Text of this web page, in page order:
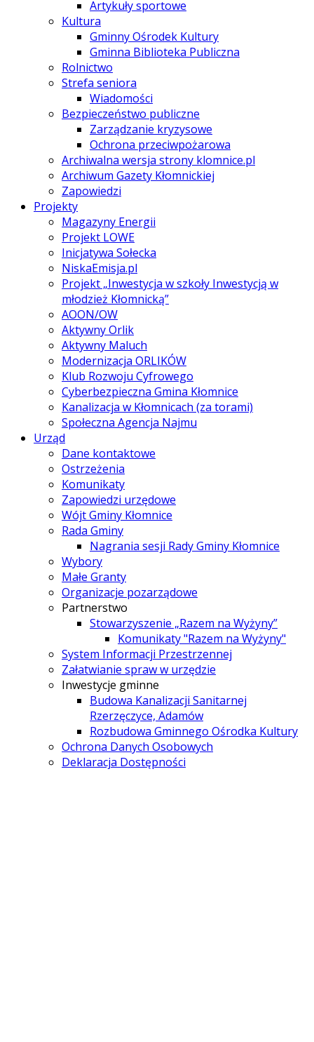
Artykuły sportowe
Kultura
Gminny Ośrodek Kultury
Gminna Biblioteka Publiczna
Rolnictwo
Strefa seniora
Wiadomości
Bezpieczeństwo publiczne
Zarządzanie kryzysowe
Ochrona przeciwpożarowa
Archiwalna wersja strony klomnice.pl
Archiwum Gazety Kłomnickiej
Zapowiedzi
Projekty
Magazyny Energii
Projekt LOWE
Inicjatywa Sołecka
NiskaEmisja.pl
Projekt „Inwestycja w szkoły Inwestycją w
młodzież Kłomnicką”
AOON/OW
Aktywny Orlik
Aktywny Maluch
Modernizacja ORLIKÓW
Klub Rozwoju Cyfrowego
Cyberbezpieczna Gmina Kłomnice
Kanalizacja w Kłomnicach (za torami)
Społeczna Agencja Najmu
Urząd
Dane kontaktowe
Ostrzeżenia
Komunikaty
Zapowiedzi urzędowe
Wójt Gminy Kłomnice
Rada Gminy
Nagrania sesji Rady Gminy Kłomnice
Wybory
Małe Granty
Organizacje pozarządowe
Partnerstwo
Stowarzyszenie „Razem na Wyżyny”
Komunikaty "Razem na Wyżyny"
System Informacji Przestrzennej
Załatwianie spraw w urzędzie
Inwestycje gminne
Budowa Kanalizacji Sanitarnej
Rzerzęczyce, Adamów
Rozbudowa Gminnego Ośrodka Kultury
Ochrona Danych Osobowych
Deklaracja Dostępności